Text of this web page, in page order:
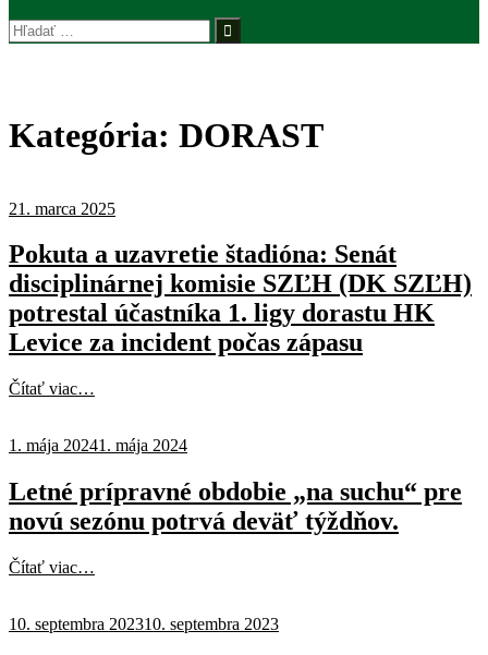
Hľadať:
Kategória: DORAST
21. marca 2025
Pokuta a uzavretie štadióna: Senát
disciplinárnej komisie SZĽH (DK SZĽH)
potrestal účastníka 1. ligy dorastu HK
Levice za incident počas zápasu
Čítať viac…
1. mája 20241. mája 2024
Letné prípravné obdobie „na suchu“ pre
novú sezónu potrvá deväť týždňov.
Čítať viac…
10. septembra 202310. septembra 2023